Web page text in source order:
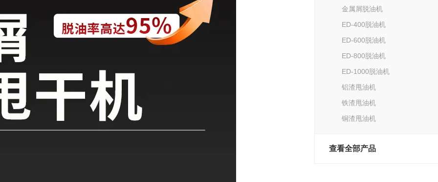
金属屑脱油机
ED-400脱油机
ED-600脱油机
ED-800脱油机
ED-1000脱油机
铝渣甩油机
铁渣甩油机
铜渣甩油机
查看全部产品